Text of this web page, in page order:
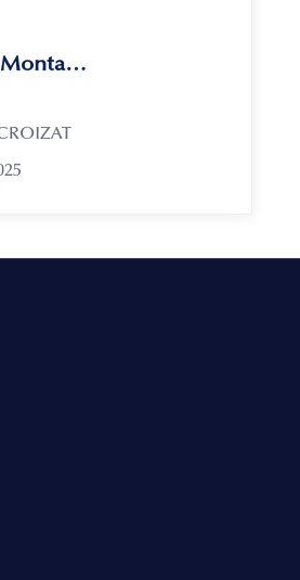
Les Coteaux de la Montagne